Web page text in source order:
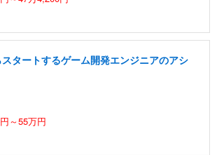
タートするゲーム開発エンジニアのアシ
～55万円